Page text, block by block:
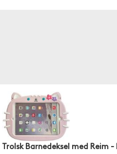
Trolsk Barnedeksel med Reim